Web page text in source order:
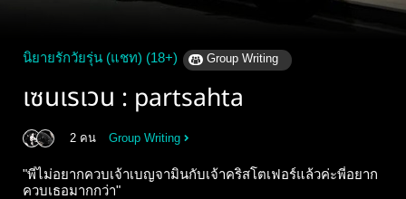
นิยายรักวัยรุ่น (แชท) (18+) Group Writing
เซนเรเวน : partsahta
2 คน Group Writing
"พี่ไม่อยากควบเจ้าเบญจามินกับเจ้าคริสโตเฟอร์แล้วค่ะพี่อยาก
ควบเธอมากกว่า"